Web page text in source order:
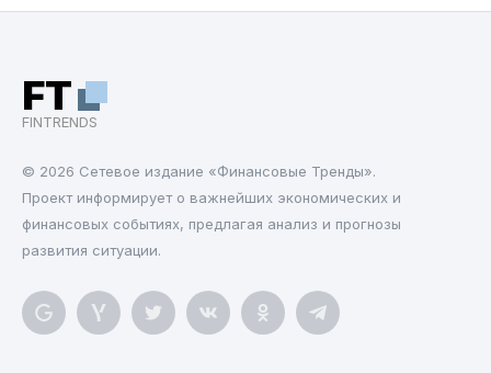
FT
FINTRENDS
© 2026 Cетевое издание «Финансовые Тренды».
Проект информирует о важнейших экономических и
финансовых событиях, предлагая анализ и прогнозы
развития ситуации.